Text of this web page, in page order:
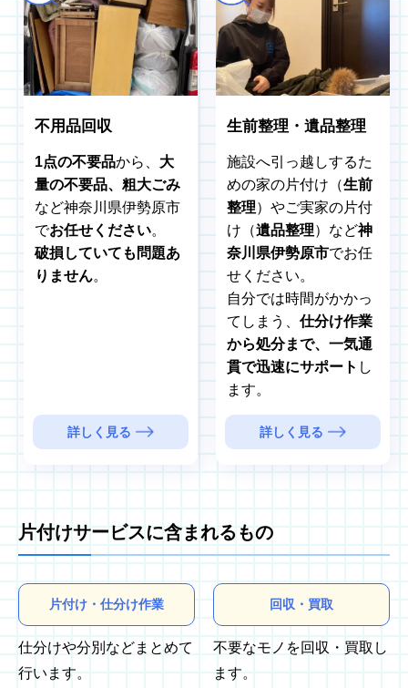
不用品回収
1点の不要品から、 大
量の不要品、粗大ごみ
など神奈川県伊勢原市
でお任せください。
破損していても問題あ
りません。
詳しく見る
生前整理・遺品整理
施設へ引っ越しするた
めの家の片付け（生前
整理）やご実家の片付
け（遺品整理）など神
奈川県伊勢原市でお任
せください。
自分では時間がかかっ
てしまう、 仕分け作業
から処分まで、一気通
貫で迅速にサポート し
ます。
詳しく見る
片付けサービスに含まれるもの
片付け・仕分け作業
仕分けや分別などまとめて
行います。
回収・買取
不要なモノを回収・買取し
ます。